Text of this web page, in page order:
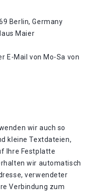
Berlin, Germany
Maier
E-Mail von Mo-Sa von
wir auch so
kleine Textdateien,
Ihre Festplatte
wir automatisch
verwendeter
Verbindung zum